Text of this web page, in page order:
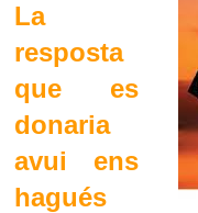
La
resposta
que es
donaria
avui ens
hagués